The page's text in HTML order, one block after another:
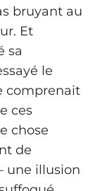
bruyant au
Et
sa
le
comprenait
ces
chose
de
une illusion